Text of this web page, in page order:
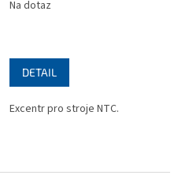
Na dotaz
DETAIL
Excentr pro stroje NTC.